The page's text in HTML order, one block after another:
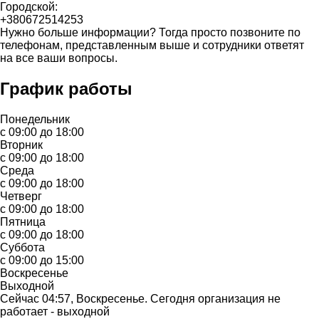
Городской:
+380672514253
Нужно больше информации? Тогда просто позвоните по
телефонам, представленным выше и сотрудники ответят
на все ваши вопросы.
График работы
Понедельник
с 09:00 до 18:00
Вторник
с 09:00 до 18:00
Среда
с 09:00 до 18:00
Четверг
с 09:00 до 18:00
Пятница
с 09:00 до 18:00
Суббота
с 09:00 до 15:00
Воскресенье
Выходной
Сейчас 04:57, Воскресенье. Сегодня организация не
работает - выходной